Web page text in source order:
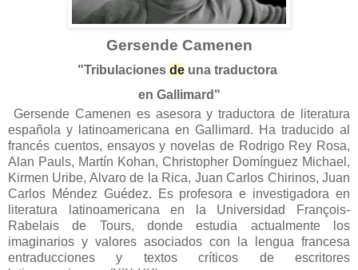
Gersende Camenen
"Tribulaciones de una traductora
en Gallimard"
Gersende Camenen es asesora y traductora de literatura
española y latinoamericana en Gallimard. Ha traducido al
francés cuentos, ensayos y novelas de Rodrigo Rey Rosa,
Alan Pauls, Martín Kohan, Christopher Domínguez Michael,
Kirmen Uribe, Alvaro de la Rica, Juan Carlos Chirinos, Juan
Carlos Méndez Guédez. Es profesora e investigadora en
literatura latinoamericana en
la Universidad François-
Rabelais de Tours, donde estudia actualmente los
imaginarios y valores asociados con la lengua francesa
entraducciones y textos críticos de escritores